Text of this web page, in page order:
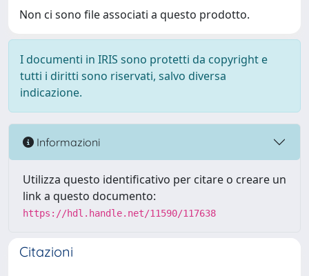
Non ci sono file associati a questo prodotto.
I documenti in IRIS sono protetti da copyright e
tutti i diritti sono riservati, salvo diversa
indicazione.
Informazioni
Utilizza questo identificativo per citare o creare un
link a questo documento:
https://hdl.handle.net/11590/117638
Citazioni